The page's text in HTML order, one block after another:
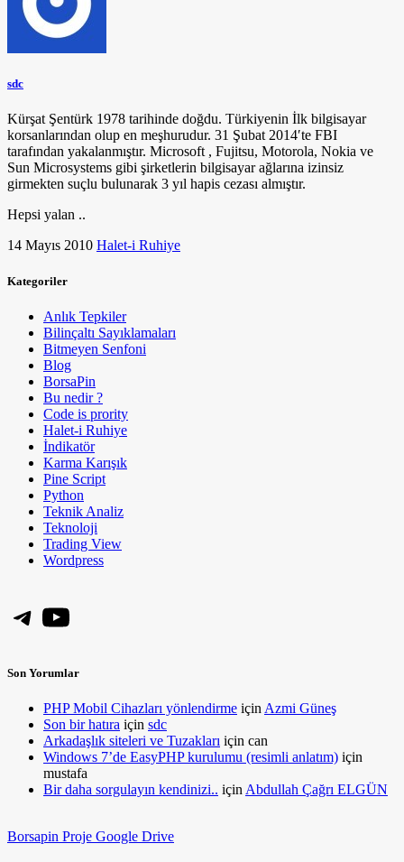
sdc
Kürşat Şentürk 1978 tarihinde doğdu. Türkiyenin İlk bilgisayar
korsanlarından olup en meşhurudur. 31 Şubat 2014′te FBI
tarafından yakalanmıştır. Microsoft , Fujitsu, Motorola, Nokia ve
Sun Microsystems gibi şirketlerin bilgisayar ağlarına izinsiz
girmekten suçlu bulunarak 3 yıl hapis cezası almıştır.
Hepsi yalan ..
14 Mayıs 2010 Halet-i Ruhiye
Kategoriler
Anlık Tepkiler
Bilinçaltı Sayıklamaları
Bitmeyen Senfoni
Blog
BorsaPin
Bu nedir ?
Code is prority
Halet-i Ruhiye
İndikatör
Karma Karışık
Pine Script
Python
Teknik Analiz
Teknoloji
Trading View
Wordpress
Telegram
YouTube
Son Yorumlar
PHP Mobil Cihazları yönlendirme için Azmi Güneş
Son bir hatıra için sdc
Arkadaşlık siteleri ve Tuzakları için can
Windows 7’de EasyPHP kurulumu (resimli anlatım) için
mustafa
Bir daha sorgulayın kendinizi.. için Abdullah Çağrı ELGÜN
Borsapin Proje Google Drive